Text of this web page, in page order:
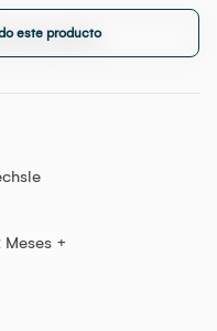
este producto
Meses +